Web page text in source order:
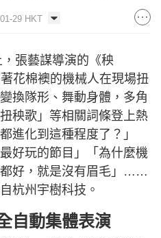
29 HKT
張藝謀導演的《秧
花棉襖的機械人在現場扭
換隊形、舞動身體，多角
秧歌」等相關詞條登上熱
進化到這種程度了？」
好玩的節目」「為什麼機
好，就是沒有眉毛」……
杭州宇樹科技。
自動集體表演